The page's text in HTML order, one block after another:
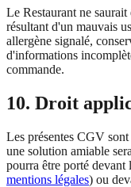
Le Restaurant ne saurait
résultant d'un mauvais
allergène signalé,
d'informations
commande.
10. Droit
Les présentes CGV
une solution amiable
pourra être porté
mentions légales) ou